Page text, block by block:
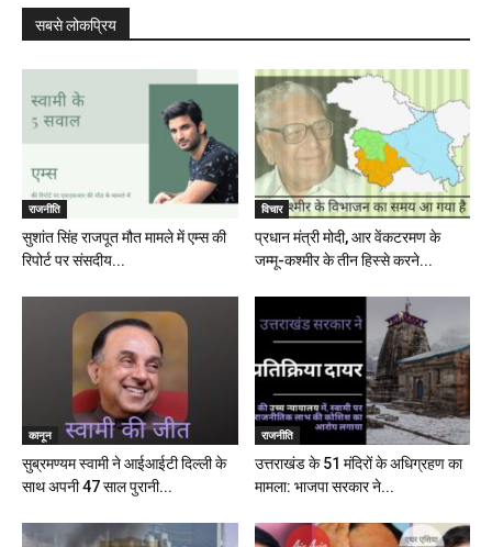
सबसे लोकप्रिय
राजनीति
सुशांत सिंह राजपूत मौत मामले में एम्स की
रिपोर्ट पर संसदीय...
विचार
प्रधान मंत्री मोदी, आर वेंकटरमण के
जम्मू-कश्मीर के तीन हिस्से करने...
कानून
सुब्रमण्यम स्वामी ने आईआईटी दिल्ली के
साथ अपनी 47 साल पुरानी...
राजनीति
उत्तराखंड के 51 मंदिरों के अधिग्रहण का
मामला: भाजपा सरकार ने...